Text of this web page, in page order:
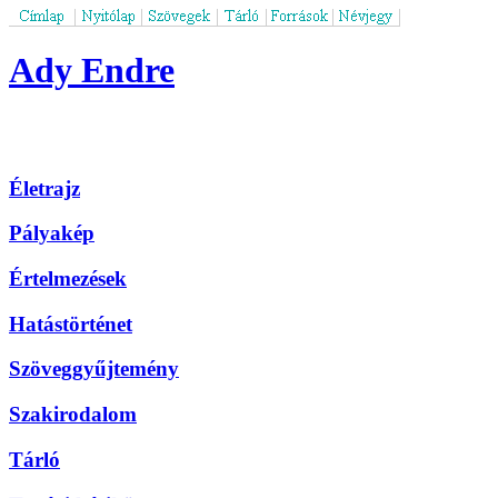
Ady Endre
Életrajz
Pályakép
Értelmezések
Hatástörténet
Szöveggyűjtemény
Szakirodalom
Tárló